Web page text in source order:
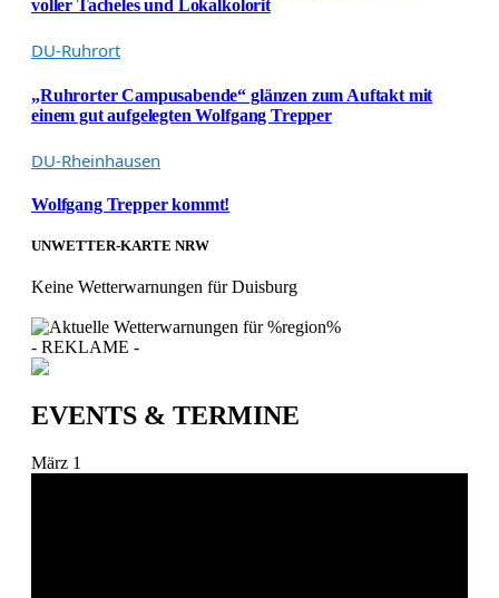
voller Tacheles und Lokalkolorit
DU-Ruhrort
„Ruhrorter Campusabende“ glänzen zum Auftakt mit
einem gut aufgelegten Wolfgang Trepper
DU-Rheinhausen
Wolfgang Trepper kommt!
UNWETTER-KARTE NRW
Keine Wetterwarnungen für Duisburg
- REKLAME -
EVENTS & TERMINE
März 1